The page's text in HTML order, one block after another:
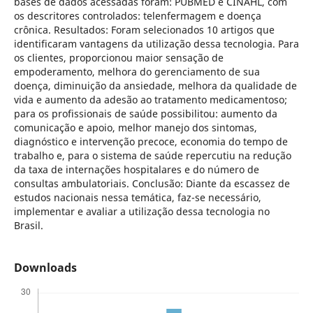
os descritores controlados: telenfermagem e doença
crônica. Resultados: Foram selecionados 10 artigos que
identificaram vantagens da utilização dessa tecnologia. Para
os clientes, proporcionou maior sensação de
empoderamento, melhora do gerenciamento de sua
doença, diminuição da ansiedade, melhora da qualidade de
vida e aumento da adesão ao tratamento medicamentoso;
para os profissionais de saúde possibilitou: aumento da
comunicação e apoio, melhor manejo dos sintomas,
diagnóstico e intervenção precoce, economia do tempo de
trabalho e, para o sistema de saúde repercutiu na redução
da taxa de internações hospitalares e do número de
consultas ambulatoriais. Conclusão: Diante da escassez de
estudos nacionais nessa temática, faz-se necessário,
implementar e avaliar a utilização dessa tecnologia no
Brasil.
Downloads